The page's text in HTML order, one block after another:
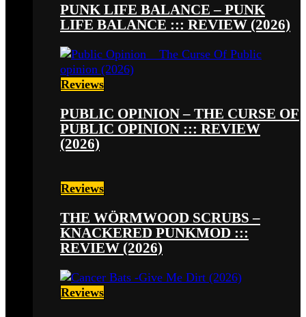
PUNK LIFE BALANCE – PUNK
LIFE BALANCE ::: REVIEW (2026)
Reviews
PUBLIC OPINION – THE CURSE OF
PUBLIC OPINION ::: REVIEW
(2026)
Reviews
THE WÖRMWOOD SCRUBS –
KNACKERED PUNKMOD :::
REVIEW (2026)
Reviews